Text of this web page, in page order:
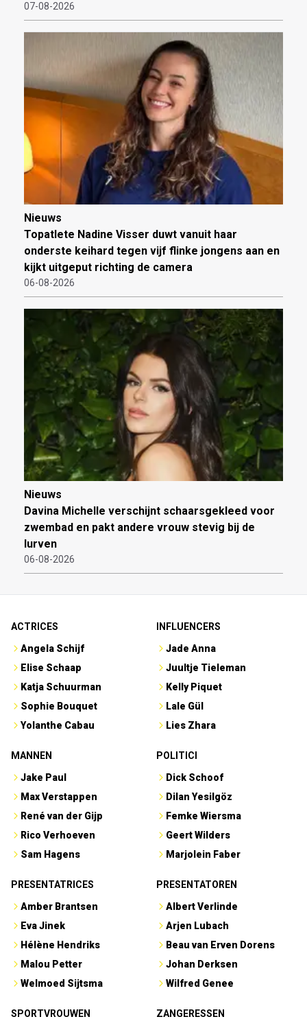
07-08-2026
Nieuws
Topatlete Nadine Visser duwt vanuit haar
onderste keihard tegen vijf flinke jongens aan en
kijkt uitgeput richting de camera
06-08-2026
Nieuws
Davina Michelle verschijnt schaarsgekleed voor
zwembad en pakt andere vrouw stevig bij de
lurven
06-08-2026
ACTRICES
Angela Schijf
Elise Schaap
Katja Schuurman
Sophie Bouquet
Yolanthe Cabau
INFLUENCERS
Jade Anna
Juultje Tieleman
Kelly Piquet
Lale Gül
Lies Zhara
MANNEN
Jake Paul
Max Verstappen
René van der Gijp
Rico Verhoeven
Sam Hagens
POLITICI
Dick Schoof
Dilan Yesilgöz
Femke Wiersma
Geert Wilders
Marjolein Faber
PRESENTATRICES
Amber Brantsen
Eva Jinek
Hélène Hendriks
Malou Petter
Welmoed Sijtsma
PRESENTATOREN
Albert Verlinde
Arjen Lubach
Beau van Erven Dorens
Johan Derksen
Wilfred Genee
SPORTVROUWEN ZANGERESSEN